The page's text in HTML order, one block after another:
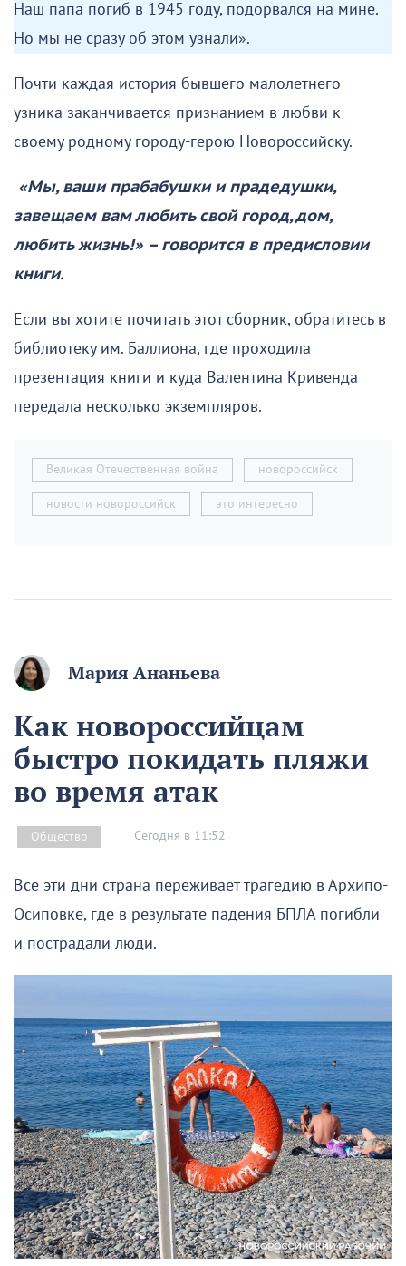
Наш папа погиб в 1945 году, подорвался на мине.
Но мы не сразу об этом узнали».
Почти каждая история бывшего малолетнего
узника заканчивается признанием в любви к
своему родному городу-герою Новороссийску.
«Мы, ваши прабабушки и прадедушки,
завещаем вам любить свой город, дом,
любить жизнь!» – говорится в предисловии
книги.
Если вы хотите почитать этот сборник, обратитесь в
библиотеку им. Баллиона, где проходила
презентация книги и куда Валентина Кривенда
передала несколько экземпляров.
Великая Отечественная война новороссийск
новости новороссийск это интересно
Мария Ананьева
Как новороссийцам
быстро покидать пляжи
во время атак
Общество Сегодня в 11:52
Все эти дни страна переживает трагедию в Архипо-
Осиповке, где в результате падения БПЛА погибли
и пострадали люди.